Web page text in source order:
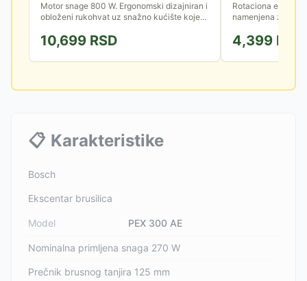
Motor snage 800 W. Ergonomski dizajniran i
obloženi rukohvat uz snažno kućište koje
nakon završenog posla.
10,699 RSD
Rotaciona
namenjena za
jednostavnu i brzu
4,399 RSD
📋 Karakteristike
Bosch
Ekscentar brusilica
Model PEX 300 AE
Nominalna primljena snaga 270 W
Prečnik brusnog tanjira 125 mm